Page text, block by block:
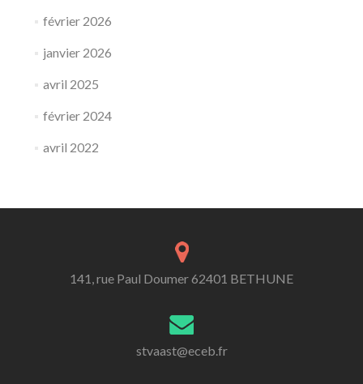
février 2026
janvier 2026
avril 2025
février 2024
avril 2022
141, rue Paul Doumer 62401 BETHUNE
stvaast@eceb.fr